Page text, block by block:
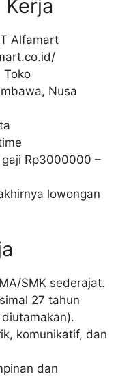
Alfamart
Toko
Nusa
Rp3000000 –
lowongan
SMK sederajat.
27 tahun
komunikatif, dan
dan